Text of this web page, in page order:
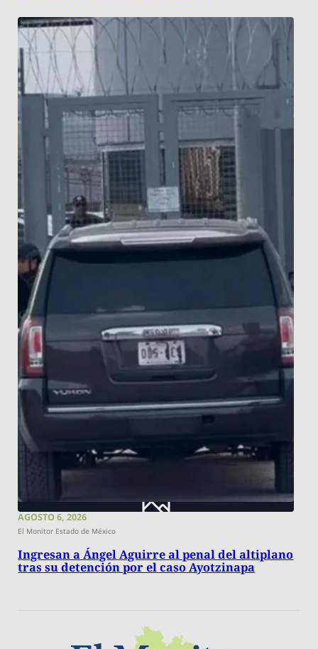
AGOSTO 6, 2026
El Monitor Estado de México
Ingresan a Ángel Aguirre al penal del altiplano
tras su detención por el caso Ayotzinapa